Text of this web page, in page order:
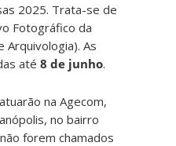
2025. Trata-se de
Fotográfico da
Arquivologia). As
até8 de junho.
na Agecom,
no bairro
forem chamados